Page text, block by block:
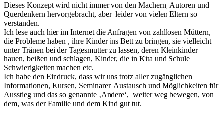
Dieses Konzept wird nicht immer von den Machern, Autoren und
Querdenkern hervorgebracht, aber leider von vielen Eltern so
verstanden.
Ich lese auch hier im Internet die Anfragen von zahllosen Müttern,
die Probleme haben , ihre Kinder ins Bett zu bringen, sie vielleicht
unter Tränen bei der Tagesmutter zu lassen, deren Kleinkinder
hauen, beißen und schlagen, Kinder, die in Kita und Schule
Schwierigkeiten machen etc.
Ich habe den Eindruck, dass wir uns trotz aller zugänglichen
Informationen, Kursen, Seminaren Austausch und Möglichkeiten für
Ausstieg und das so genannte ‚Andere‘, weiter weg bewegen, von
dem, was der Familie und dem Kind gut tut.